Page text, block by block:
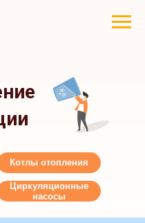
Циркуляционные
насосы
Котлы отопления